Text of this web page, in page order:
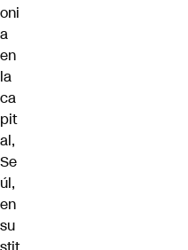
oni
a
en
la
ca
pit
al,
Se
úl,
en
su